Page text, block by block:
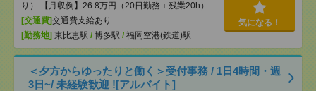
り） 【月収例】26.8万円（20日勤務＋残業20h）
[交通費]交通費支給あり
[勤務地] 東比恵駅 / 博多駅 / 福岡空港(鉄道)駅
気になる！
＜夕方からゆったりと働く＞受付事務 / 1日4時間・週
3日~/ 未経験歓迎 ![アルバイト]